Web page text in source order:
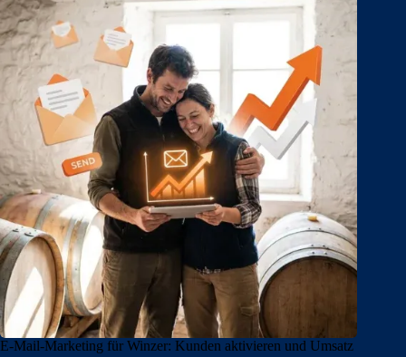
E-Mail-Marketing für Winzer: Kunden aktivieren und Umsatz